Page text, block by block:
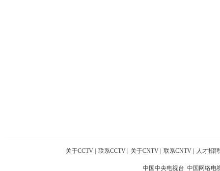
关于CCTV 联系CCTV 关于CNTV 联系CNTV 人才招聘
中国中央电视台 中国网络电